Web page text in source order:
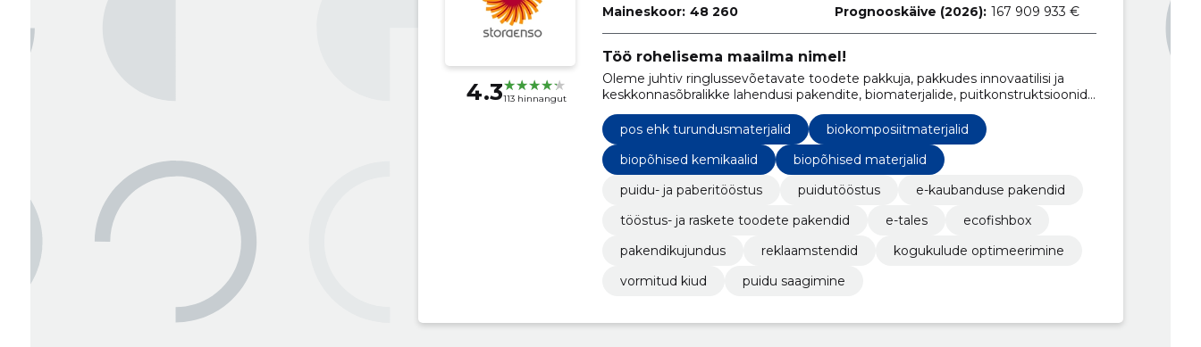
4.3113 hinnangut
Maineskoor: 48 260
Prognooskäive (2026): 167 909 933 €
Töö rohelisema maailma nimel!
Oleme juhtiv ringlussevõetavate toodete pakkuja, pakkudes innovaatilisi ja
keskkonnasõbralikke lahendusi pakendite, biomaterjalide, puitkonstruktsioonide
ja paberi valdkonnas.
pos ehk turundusmaterjalid
biokomposiitmaterjalid
biopõhised kemikaalid
biopõhised materjalid
puidu- ja paberitööstus
puidutööstus
e-kaubanduse pakendid
tööstus- ja raskete toodete pakendid
e-tales
ecofishbox
pakendikujundus
reklaamstendid
kogukulude optimeerimine
vormitud kiud
puidu saagimine